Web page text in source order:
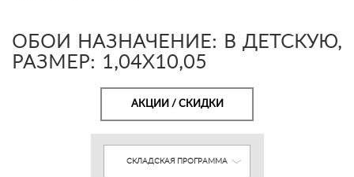
ОБОИ НАЗНАЧЕНИЕ: В ДЕТСКУЮ,
РАЗМЕР: 1,04X10,05
АКЦИИ / СКИДКИ
СКЛАДСКАЯ ПРОГРАММА